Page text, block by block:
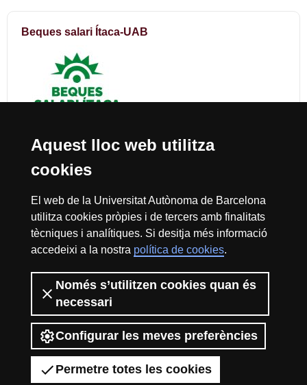
Aquest lloc web utilitza
cookies
El web de la Universitat Autònoma de Barcelona
utilitza cookies pròpies i de tercers amb finalitats
tècniques i analítiques. Si desitja més informació
accedeixi a la nostra política de cookies.
Només s’utilitzen cookies quan és
necessari
Configurar les meves preferències
Permetre totes les cookies
Beques salari Ítaca-UAB
HR
in
Sobre el web Accessibilitat web Avís Legal
Política de
privacitat
construcció d’una universitat més solidària i més compromesa amb la
realitat social, mitjançant la promoció de la participació voluntària de la
comunitat universitària com a instrument per a la integració de col·lectius
en risc d’exclusió.